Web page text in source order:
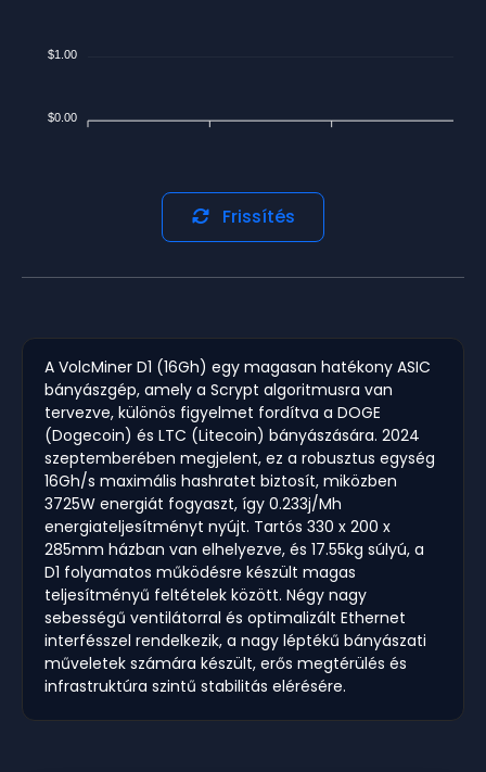
$1.00
$0.00
Frissítés
A VolcMiner D1 (16Gh) egy magasan hatékony ASIC
bányászgép, amely a Scrypt algoritmusra van
tervezve, különös figyelmet fordítva a DOGE
(Dogecoin) és LTC (Litecoin) bányászására. 2024
szeptemberében megjelent, ez a robusztus egység
16Gh/s maximális hashratet biztosít, miközben
3725W energiát fogyaszt, így 0.233j/Mh
energiateljesítményt nyújt. Tartós 330 x 200 x
285mm házban van elhelyezve, és 17.55kg súlyú, a
D1 folyamatos működésre készült magas
teljesítményű feltételek között. Négy nagy
sebességű ventilátorral és optimalizált Ethernet
interfésszel rendelkezik, a nagy léptékű bányászati
műveletek számára készült, erős megtérülés és
infrastruktúra szintű stabilitás elérésére.